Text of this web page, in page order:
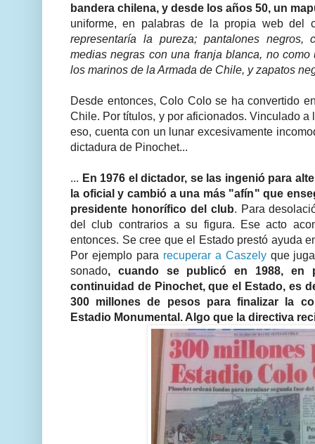
bandera chilena, y desde los años 50, un
uniforme, en palabras de la propia web del
representaría la pureza; pantalones negros,
medias negras con una franja blanca, no
los marinos de la Armada de Chile, y zapatos
Desde entonces, Colo Colo se ha convertido
Chile. Por títulos, y por aficionados. Vinculado a
eso, cuenta con un lunar excesivamente
dictadura de Pinochet...
... En 1976 el dictador, se las ingenió para
la oficial y cambió a una más "afín" que
presidente honorífico del club. Para
del club contrarios a su figura. Ese acto
entonces. Se cree que el Estado prestó ayuda
Por ejemplo para recuperar a Caszelyque
sonado, cuando se publicó en 1988, en
continuidad de Pinochet, que el Estado, es
300 millones de pesos para finalizar la
Estadio Monumental. Algo que la directiva